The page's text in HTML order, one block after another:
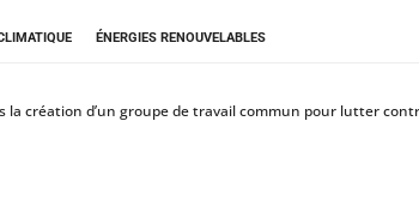
ÉNERGIES RENOUVELABLES
la création d’un groupe de travail commun pour lutter